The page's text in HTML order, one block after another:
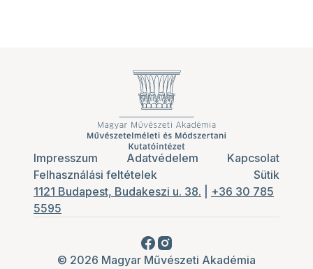
Impresszum Adatvédelem
Kapcsolat
Felhasználási feltételek
Sütik
1121 Budapest, Budakeszi u. 38.
+36 30 785
5595
© 2026 Magyar Művészeti Akadémia